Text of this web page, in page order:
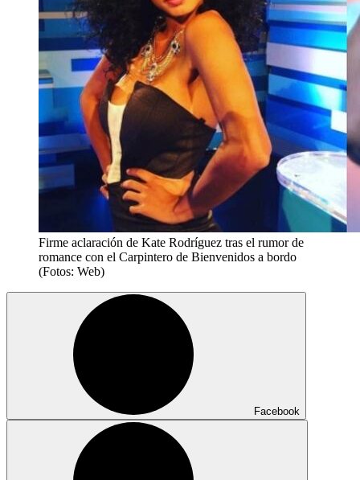
Firme aclaración de Kate Rodríguez tras el rumor de
romance con el Carpintero de Bienvenidos a bordo
(Fotos: Web)
Facebook